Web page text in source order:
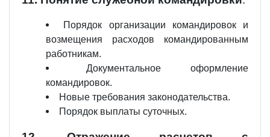
Порядок организации командировок и
возмещения расходов командированным
работникам.
Документальное оформление
командировок.
Новые требования законодательства.
Порядок выплаты суточных.